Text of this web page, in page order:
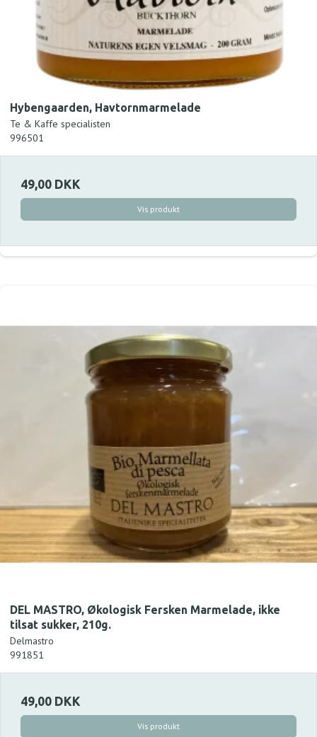
Hybengaarden, Havtornmarmelade
Te & Kaffe specialisten
996501
49,00 DKK
Vis produkt
DEL MASTRO, Økologisk Fersken Marmelade, ikke
tilsat sukker, 210g.
Delmastro
991851
49,00 DKK
Vis produkt